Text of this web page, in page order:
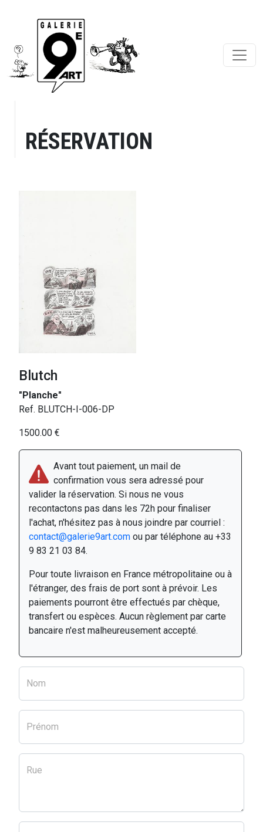
RÉSERVATION
Blutch
"Planche"
Ref. BLUTCH-I-006-DP
1500.00 €
Avant tout paiement, un mail de
confirmation vous sera adressé pour
valider la réservation. Si nous ne vous
recontactons pas dans les 72h pour finaliser
l'achat, n'hésitez pas à nous joindre par courriel :
contact@galerie9art.com ou par téléphone au +33
9 83 21 03 84.
Pour toute livraison en France métropolitaine ou à
l'étranger, des frais de port sont à prévoir. Les
paiements pourront être effectués par chèque,
transfert ou espèces. Aucun règlement par carte
bancaire n'est malheureusement accepté.
Nom
Prénom
Rue